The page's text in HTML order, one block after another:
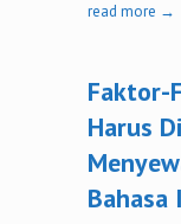
read more →
Faktor-
Harus
Bahasa